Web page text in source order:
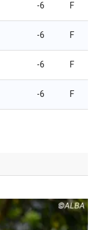
-6 F
-6 F
-6 F
-6 F